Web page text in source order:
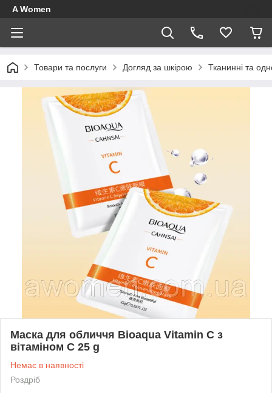
A Women
Товари та послуги Догляд за шкірою Тканинні та
Маска для обличчя Bioaqua Vitamin C з
вітаміном C 25 g
Немає в наявності
Роздріб